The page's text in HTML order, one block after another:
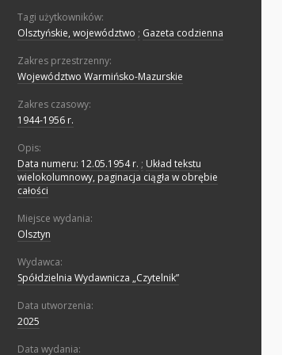
Tagi użytkowników:
Olsztyńskie, województwo ; Gazeta codzienna
Zakres przestrzenny:
Województwo Warmińsko-Mazurskie
Zakres czasowy:
1944-1956 r.
Opis:
Data numeru: 12.05.1954 r. ; Układ tekstu
wielokolumnowy, paginacja ciągła w obrębie
całości
Miejsce wydania:
Olsztyn
Wydawca:
Spółdzielnia Wydawnicza „Czytelnik”
Data utworzenia:
2025
Data wydania: